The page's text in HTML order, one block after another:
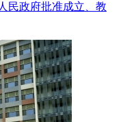
民政府批准成立、教